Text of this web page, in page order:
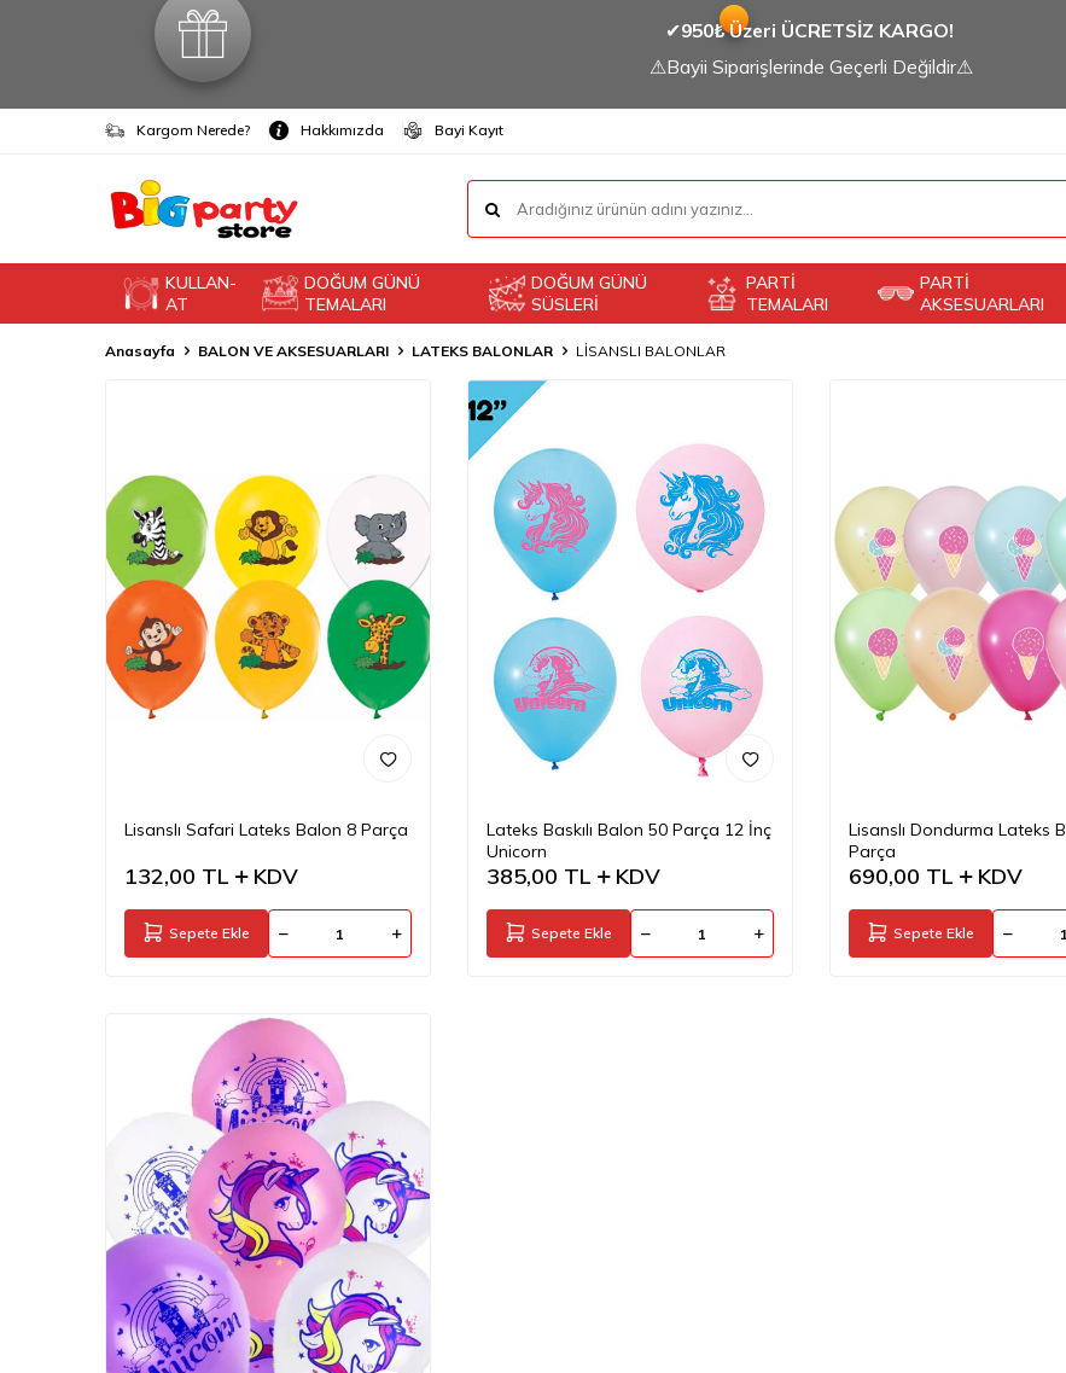
✔950₺ Üzeri ÜCRETSİZ KARGO!
⚠Bayii Siparişlerinde Geçerli Değildir⚠
Kargom Nerede? Hakkımızda Bayi Kayıt
KULLAN-
AT
DOĞUM GÜNÜ
TEMALARI
DOĞUM GÜNÜ
SÜSLERİ
PARTİ
TEMALARI
PARTİ
AKSESUARLARI
Anasayfa BALON VE AKSESUARLARI LATEKS BALONLAR LİSANSLI BALONLAR
Lisanslı Safari Lateks Balon 8 Parça
132,00 TL KDV
Sepete Ekle
Lateks Baskılı Balon 50 Parça 12 İnç
Unicorn
385,00 TL KDV
Sepete Ekle
Lisanslı Dondurma Lateks
Parça
690,00 TL KDV
Sepete Ekle